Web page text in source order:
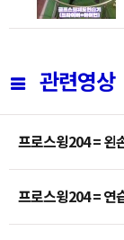
관련영상
프로스윙204 = 왼
프로스윙204 = 연